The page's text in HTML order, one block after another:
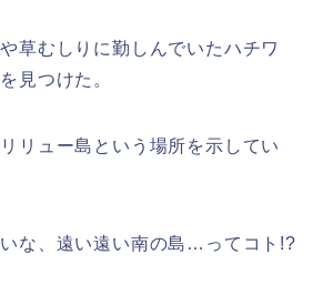
草むしりに勤しんでいたハチワ
見つけた。
リュー島という場所を示してい
いな、遠い遠い南の島…ってコト!?